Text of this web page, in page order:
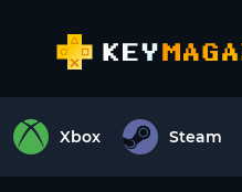
Xbox Steam